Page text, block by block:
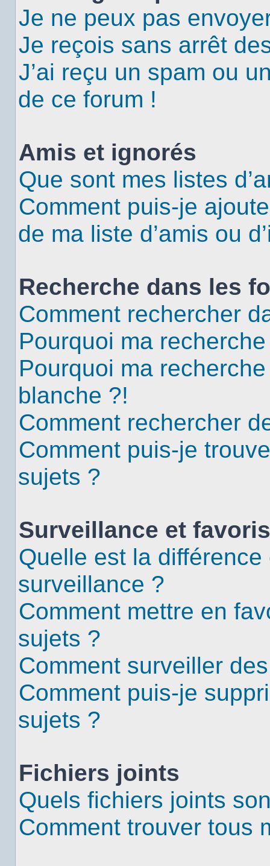
Je ne peux pas
Je reçois sans arrêt
J’ai reçu un spam ou
de ce forum !
Amis et ignorés
Que sont mes listes
Comment puis-je
de ma liste d’amis ou
Recherche dans les
Comment rechercher
Pourquoi ma
Pourquoi ma
blanche ?!
Comment rechercher
Comment puis-je
sujets ?
Surveillance et favoris
Quelle est la
surveillance ?
Comment mettre en
sujets ?
Comment surveiller
Comment puis-je
sujets ?
Fichiers joints
Quels fichiers joints
Comment trouver tous